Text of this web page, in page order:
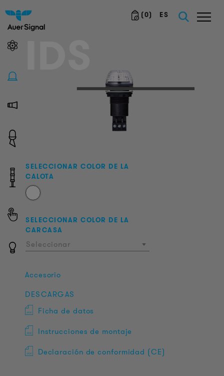
(0) ES
SELECCIONAR COLOR DE LA
CALOTA
SELECCIONAR COLOR DE LA
CARCASA
Seleccionar
Accesorio
DESCARGAS
Ficha de datos
Instrucciones de montaje
Declaración de conformidad (CE)